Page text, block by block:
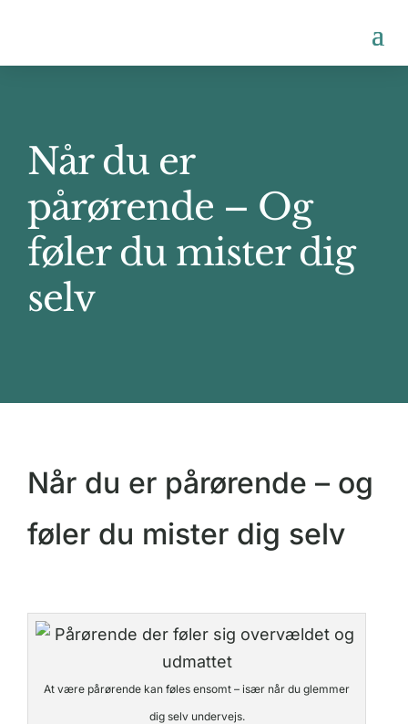
Når du er
pårørende – Og
føler du mister dig
selv
Når du er pårørende – og
føler du mister dig selv
At være pårørende kan føles ensomt – især når du glemmer
dig selv undervejs.